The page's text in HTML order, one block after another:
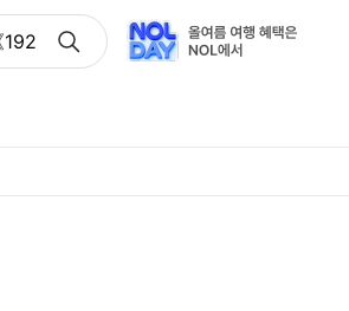
》提供外围女上门服务